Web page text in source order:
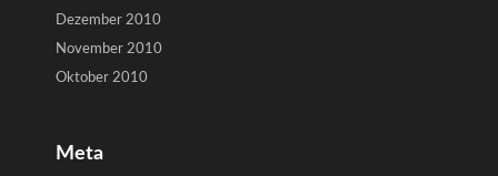
Dezember 2010
November 2010
Oktober 2010
Meta